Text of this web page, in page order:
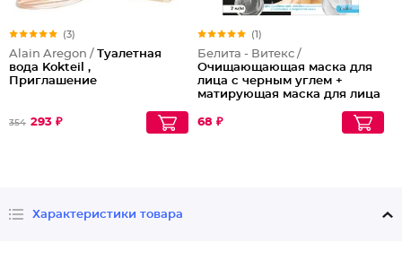
(3)
Alain Aregon / Туалетная
вода Kokteil ,
Приглашение
354 293 ₽
(1)
Белита - Витекс /
Очищающающая маска для
лица с черным углем +
матирующая маска для лица
68 ₽
Характеристики товара